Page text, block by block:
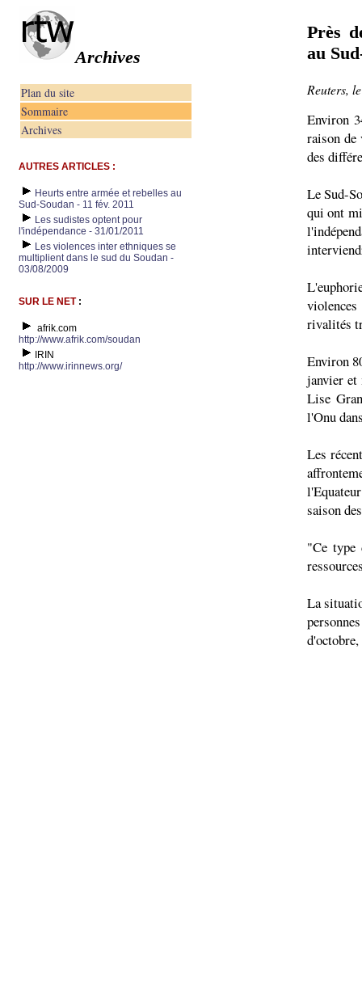
Archives
Plan du site
Sommaire
Archives
AUTRES ARTICLES :
Heurts entre armée et rebelles au
Sud-Soudan - 11 fév. 2011
Les sudistes optent pour
l'indépendance - 31/01/2011
Les violences inter ethniques se
multiplient dans le sud du Soudan -
03/08/2009
SUR LE NET:
afrik.com
http://www.afrik.com/soudan
IRIN
http://www.irinnews.org/
Près
au
Reuters,
Environ
raison de
des
Le Sud-
qui ont
rivalités
Environ
janvier et
Lise
l'Onu
Les
saison
"Ce type
La